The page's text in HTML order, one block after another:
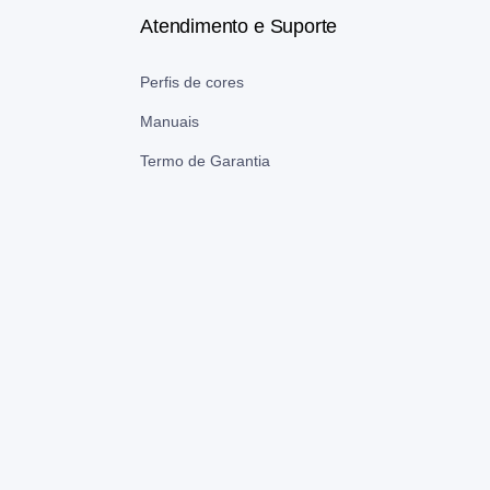
Atendimento e Suporte
Perfis de cores
Manuais
Termo de Garantia